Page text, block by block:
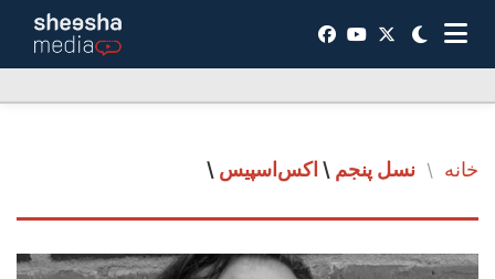
خانه / نسل پنجم \ اکس‌اسپیس \